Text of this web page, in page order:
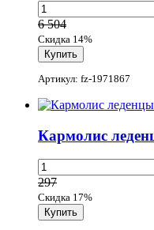
6 504
Скидка 14%
Артикул: fz-1971867
Кармолис
297
Скидка 17%